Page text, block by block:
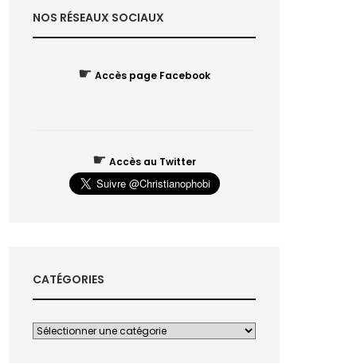
NOS RÉSEAUX SOCIAUX
☛ Accès page Facebook
☛ Accès au Twitter
CATÉGORIES